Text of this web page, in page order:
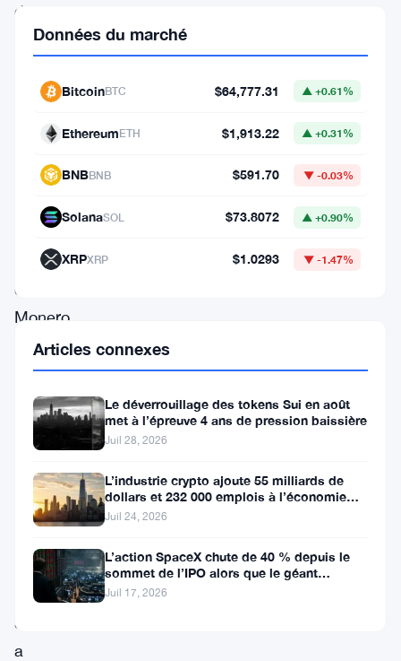
de
CoinGecko.
grimpé
12,27%
27,74
et
Monero
ajouté
4,92%
358,13
Du
des
baisses,
Sky
a
Données du marché
BitcoinBTC $64,777.31 ▲ +0.61%
EthereumETH $1,913.22 ▲ +0.31%
BNBBNB $591.70 ▼ -0.03%
SolanaSOL $73.8072 ▲ +0.90%
XRPXRP $1.0293 ▼ -1.47%
Articles connexes
Le déverrouillage des tokens Sui en août
met à l’épreuve 4 ans de pression baissière
Juil 28, 2026
L’industrie crypto ajoute 55 milliards de
dollars et 232 000 emplois à l’économie
américaine
Juil 24, 2026
L’action SpaceX chute de 40 % depuis le
sommet de l’IPO alors que le géant
aérospatial d’Elon Musk fait face
Juil 17, 2026